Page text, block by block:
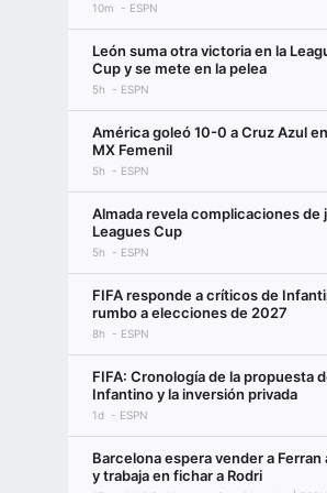
10m ESPN
León suma otra victoria en la
Cup y se mete en la pelea
5h ESPN
América goleó 10-0 a Cruz Azul
MX Femenil
5h ESPN
Almada revela complicaciones de
Leagues Cup
5h ESPN
FIFA responde a críticos de
rumbo a elecciones de 2027
8h ESPN
FIFA: Cronología de la propuesta
Infantino y la inversión privada
1d ESPN
Barcelona espera vender a Ferran
y trabaja en fichar a Rodri